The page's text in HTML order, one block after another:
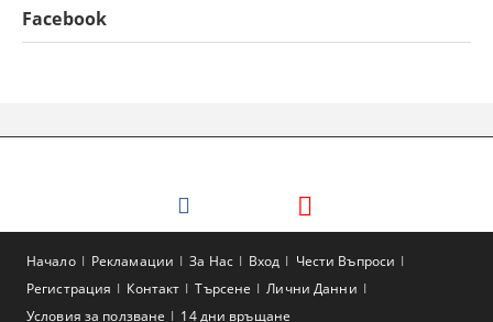
Facebook
Начало Рекламации За Нас Вход
Чести Въпроси
Регистрация
Контакт Търсене
Лични Данни
Условия за ползване
14 дни връщане